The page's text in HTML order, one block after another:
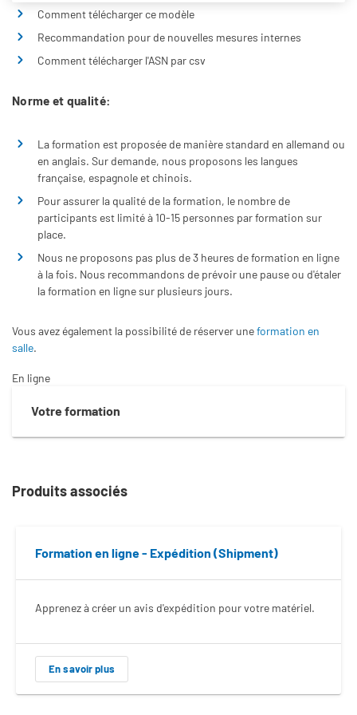
Comment télécharger ce modèle
Recommandation pour de nouvelles mesures internes
Comment télécharger l'ASN par csv
Norme et qualité:
La formation est proposée de manière standard en allemand ou
en anglais. Sur demande, nous proposons les langues
française, espagnole et chinois.
Pour assurer la qualité de la formation, le nombre de
participants est limité à 10-15 personnes par formation sur
place.
Nous ne proposons pas plus de 3 heures de formation en ligne
à la fois. Nous recommandons de prévoir une pause ou d'étaler
la formation en ligne sur plusieurs jours.
Vous avez également la possibilité de réserver uneformation en
salle.
En ligne
Votre formation
Produits associés
Formation en ligne - Expédition (Shipment)
Apprenez à créer un avis d'expédition pour votre matériel.
En savoir plus